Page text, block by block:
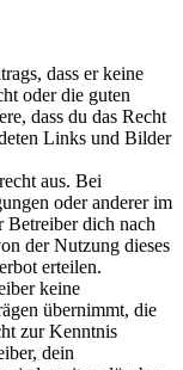
dass er keine
oder die guten
dass du das Recht
Links und Bilder
aus. Bei
oder anderer im
Betreiber dich nach
der Nutzung dieses
erteilen.
keine
übernimmt, die
zur Kenntnis
dein